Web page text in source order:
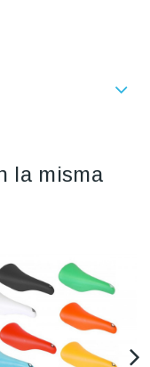
la misma